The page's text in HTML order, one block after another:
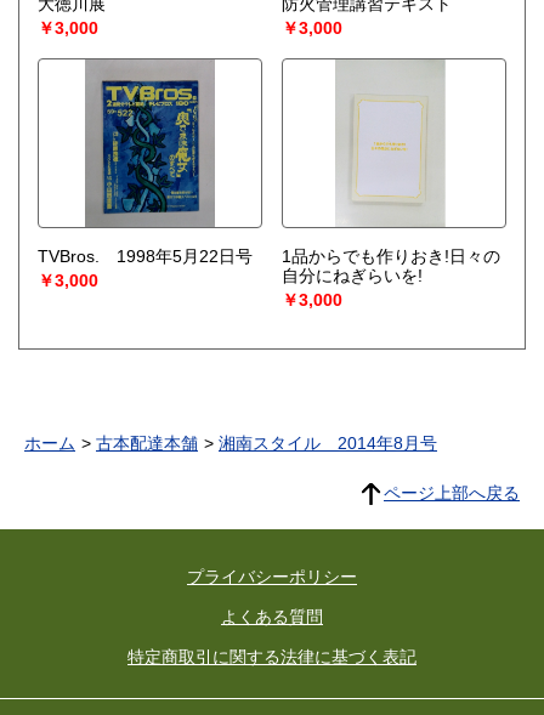
大徳川展
￥3,000
防火管理講習テキスト
￥3,000
TVBros. 1998年5月22日号
￥3,000
1品からでも作りおき!日々の
自分にねぎらいを!
￥3,000
ホーム 古本配達本舗 湘南スタイル 2014年8月号
ページ上部へ戻る
プライバシーポリシー
よくある質問
特定商取引に関する法律に基づく表記